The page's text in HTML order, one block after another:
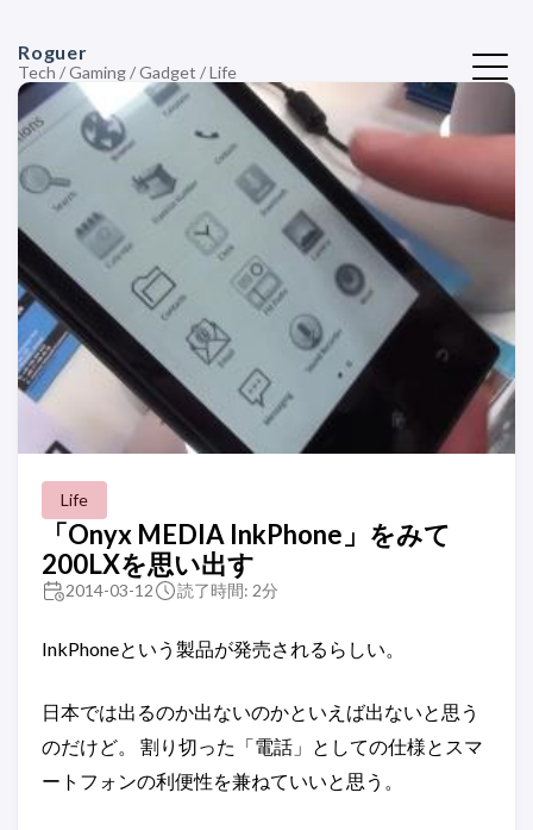
Roguer
Tech / Gaming / Gadget / Life
Life
「Onyx MEDIA InkPhone」をみて
200LXを思い出す
2014-03-12 読了時間: 2分
InkPhoneという製品が発売されるらしい。
日本では出るのか出ないのかといえば出ないと思う
のだけど。 割り切った「電話」としての仕様とスマ
ートフォンの利便性を兼ねていいと思う。